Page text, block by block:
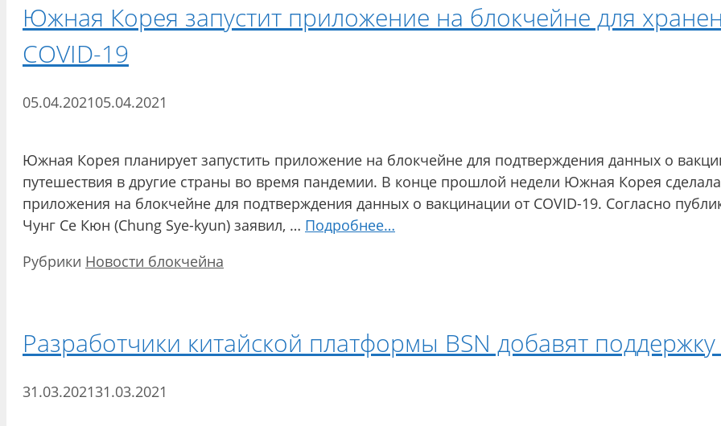
Южная Корея запустит приложение на блокчейне для
COVID-19
05.04.202105.04.2021
Южная Корея планирует запустить приложение на блокчейне для подтверждения данных о
путешествия в другие страны во время пандемии. В конце прошлой недели Южная Корея
приложения на блокчейне для подтверждения данных о вакцинации от COVID-19. Согласно
Чунг Се Кюн (Chung Sye-kyun) заявил, … Подробнее…
Рубрики Новости блокчейна
Разработчики китайской платформы BSN добавят
31.03.202131.03.2021